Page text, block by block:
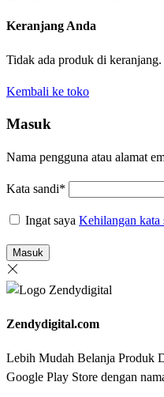
Keranjang Anda
Tidak ada produk di keranjang.
Kembali ke toko
Masuk
Nama pengguna atau alamat
Kata sandi*
Ingat saya Kehilangan kata
Masuk
Zendydigital.com
Lebih Mudah Belanja Produk
Google Play Store dengan